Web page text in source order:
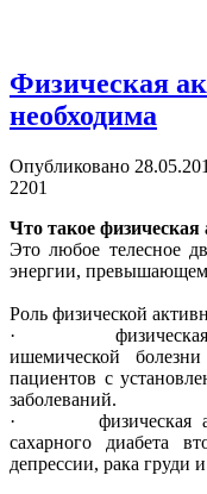
Физическая
необходима
Опубликовано
2201
Что такое физическая
Это любое телесное
энергии,
Роль физической
· физическая
ишемической
пациентов с
заболеваний.
· физическая
сахарного диабета
депрессии, рака груди